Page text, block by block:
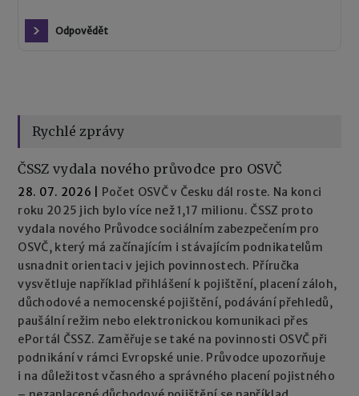
Odpovědět
Rychlé zprávy
ČSSZ vydala nového průvodce pro OSVČ
28. 07. 2026
Počet OSVČ v Česku dál roste. Na konci
roku 2025 jich bylo více než 1,17 milionu. ČSSZ proto
vydala nového Průvodce sociálním zabezpečením pro
OSVČ, který má začínajícím i stávajícím podnikatelům
usnadnit orientaci v jejich povinnostech. Příručka
vysvětluje například přihlášení k pojištění, placení záloh,
důchodové a nemocenské pojištění, podávání přehledů,
paušální režim nebo elektronickou komunikaci přes
ePortál ČSSZ. Zaměřuje se také na povinnosti OSVČ při
podnikání v rámci Evropské unie. Průvodce upozorňuje
i na důležitost včasného a správného placení pojistného